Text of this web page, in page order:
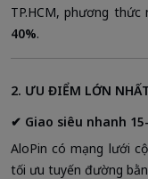
TP.HCM, phương
40%.
2. ƯU ĐIỂM LỚN
✔ Giao siêu nhanh
AloPin có mạng lưới
tối ưu tuyến đường